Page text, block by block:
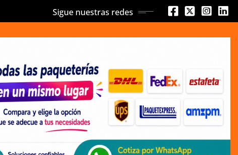
Sigue nuestras redes